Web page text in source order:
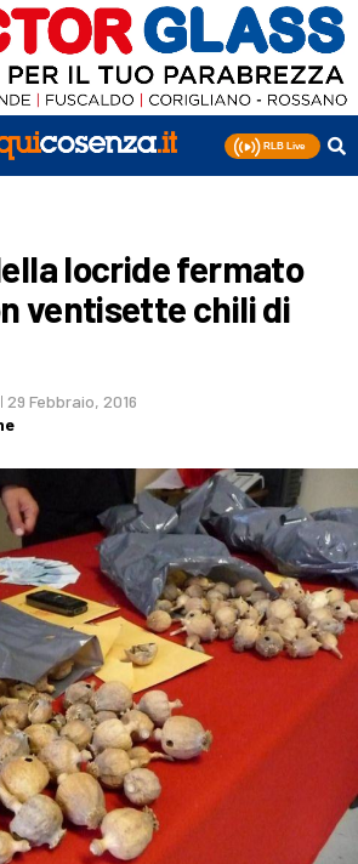
locride fermato
ventisette chili di
29 Febbraio, 2016